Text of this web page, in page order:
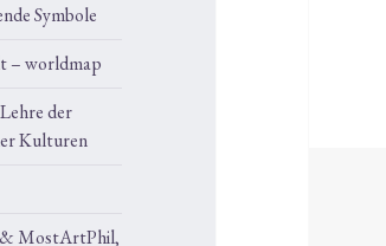
Symbole
– worldmap
der
Kulturen
& MostArtPhil,